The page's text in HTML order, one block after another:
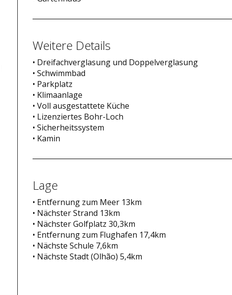
Weitere Details
• Dreifachverglasung und Doppelverglasung
• Schwimmbad
• Parkplatz
• Klimaanlage
• Voll ausgestattete Küche
• Lizenziertes Bohr-Loch
• Sicherheitssystem
• Kamin
Lage
• Entfernung zum Meer 13km
• Nächster Strand 13km
• Nächster Golfplatz 30,3km
• Entfernung zum Flughafen 17,4km
• Nächste Schule 7,6km
• Nächste Stadt (Olhão) 5,4km